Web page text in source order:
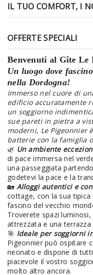
IL TUO COMFORT, I
OFFERTE SPECIALI
Benvenuti al Gîte Le
Un luogo dove
nella Dordogna!
Immerso nel cuore di
edificio accuratamente
un soggiorno
sue pareti in pietra a
moderni, Le Pigeonnier
batterie con la famiglia
🌿 Un ambiente
di pace immersa nel
una passeggiata
godetevi la pace e la
🏡 Alloggi autentici e
cottage, con la sua
fascino del vecchio
Troverete spazi
attrezzata e una
🎯 Ideale per soggiorni
Pigeonnier può ospitare
neonato e dispone di
piacevole il vostro
molto altro ancora.